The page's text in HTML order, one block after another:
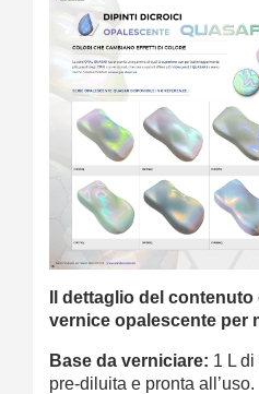
Il dettaglio del
vernice opalescente per
Base da verniciare: 1 L
pre-diluita e pronta all’uso.